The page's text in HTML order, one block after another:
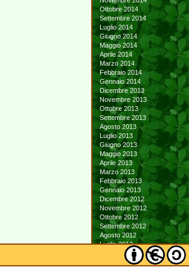
Ottobre 2014
Settembre 2014
Luglio 2014
Giugno 2014
Maggio 2014
Aprile 2014
Marzo 2014
Febbraio 2014
Gennaio 2014
Dicembre 2013
Novembre 2013
Ottobre 2013
Settembre 2013
Agosto 2013
Luglio 2013
Giugno 2013
Maggio 2013
Aprile 2013
Marzo 2013
Febbraio 2013
Gennaio 2013
Dicembre 2012
Novembre 2012
Ottobre 2012
Settembre 2012
Agosto 2012
Luglio 2012
Giugno 2012
Maggio 2012